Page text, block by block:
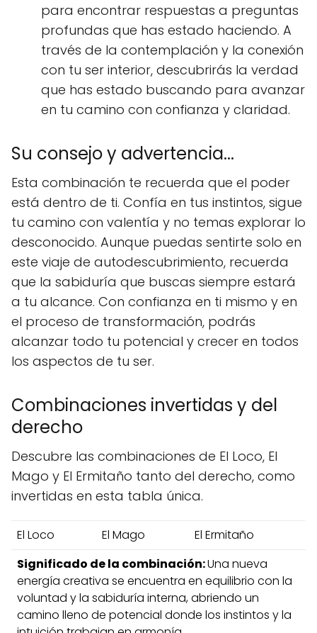
para encontrar respuestas a preguntas
profundas que has estado haciendo. A
través de la contemplación y la conexión
con tu ser interior, descubrirás la verdad
que has estado buscando para avanzar
en tu camino con confianza y claridad.
Su consejo y advertencia...
Esta combinación te recuerda que el poder
está dentro de ti. Confía en tus instintos, sigue
tu camino con valentía y no temas explorar lo
desconocido. Aunque puedas sentirte solo en
este viaje de autodescubrimiento, recuerda
que la sabiduría que buscas siempre estará
a tu alcance. Con confianza en ti mismo y en
el proceso de transformación, podrás
alcanzar todo tu potencial y crecer en todos
los aspectos de tu ser.
Combinaciones invertidas y del
derecho
Descubre las combinaciones de El Loco, El
Mago y El Ermitaño tanto del derecho, como
invertidas en esta tabla única.
El Loco El Mago
El Ermitaño
Significado de la combinación:Una nueva
energía creativa se encuentra en equilibrio con la
voluntad y la sabiduría interna, abriendo un
camino lleno de potencial donde los instintos y la